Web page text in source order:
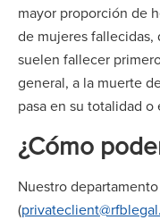
mayor proporción de
de mujeres fallecidas,
suelen fallecer
general, a la muerte
pasa en su totalidad
¿Cómo
Nuestro
(